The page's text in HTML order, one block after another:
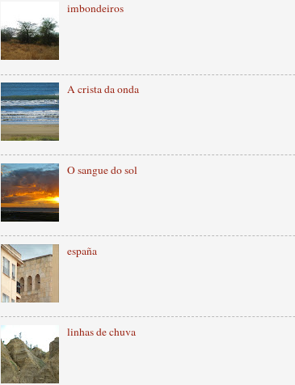
imbondeiros
A crista da onda
O sangue do sol
españa
linhas de chuva